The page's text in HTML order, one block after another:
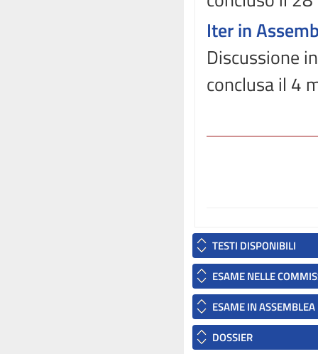
Iter in
Discussione
conclusa il 4
TESTI DISPONIBILI
ESAME NELLE
ESAME IN ASSEMBLEA
DOSSIER